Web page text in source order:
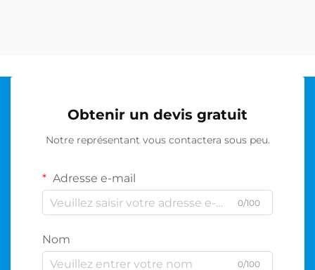
Obtenir un devis gratuit
Notre représentant vous contactera sous peu.
Adresse e-mail
0/100
Nom
0/100